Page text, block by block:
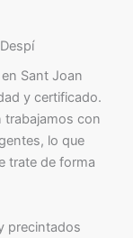
Sant Joan
y certificado.
trabajamos con
lo que
trate de forma
precintados